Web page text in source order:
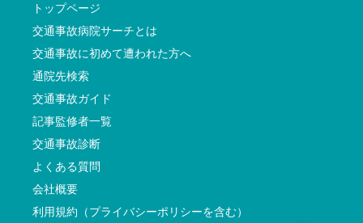
トップページ
交通事故病院サーチとは
交通事故に初めて遭われた方へ
通院先検索
交通事故ガイド
記事監修者一覧
交通事故診断
よくある質問
会社概要
利用規約（プライバシーポリシーを含む）